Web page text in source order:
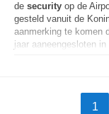
de security op de
gesteld vanuit de
aanmerking te komen
jaar aaneengesloten
1